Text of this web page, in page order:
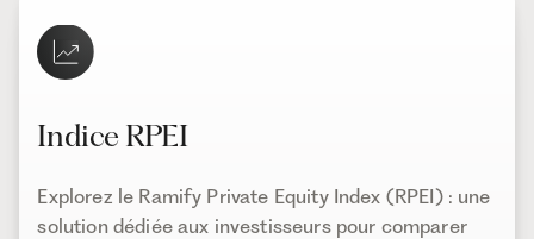
Indice RPEI
Explorez le Ramify Private Equity Index (RPEI) : une
solution dédiée aux investisseurs pour comparer